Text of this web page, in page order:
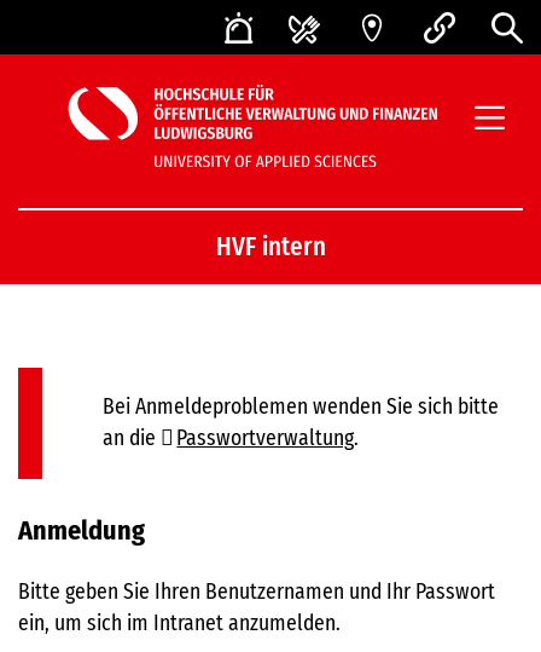
HVF intern
Bei Anmeldeproblemen wenden Sie sich bitte
an die
Passwortverwaltung.
Anmeldung
Bitte geben Sie Ihren Benutzernamen und Ihr Passwort
ein, um sich im Intranet anzumelden.